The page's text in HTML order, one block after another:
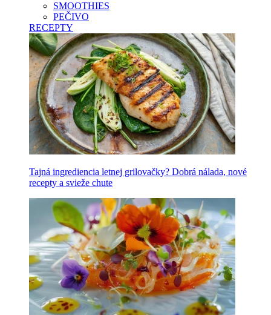
SMOOTHIES
PEČIVO
RECEPTY
Tajná ingrediencia letnej grilovačky? Dobrá nálada, nové
recepty a svieže chute